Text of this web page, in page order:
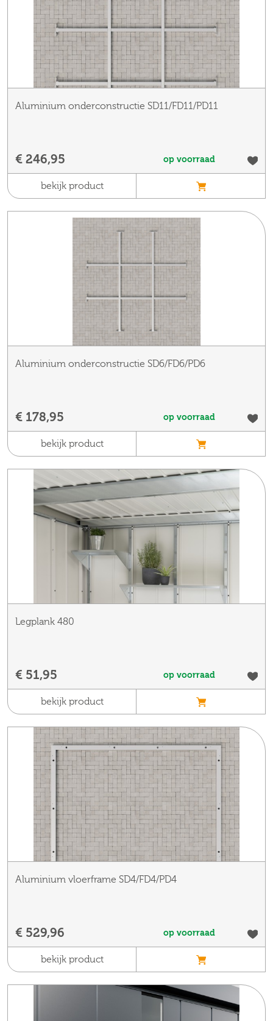
Aluminium onderconstructie SD11/FD11/PD11
€ 246,95 op voorraad
bekijk product
Aluminium onderconstructie SD6/FD6/PD6
€ 178,95 op voorraad
bekijk product
Legplank 480
€ 51,95 op voorraad
bekijk product
Aluminium vloerframe SD4/FD4/PD4
€ 529,96 op voorraad
bekijk product